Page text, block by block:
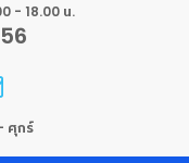
- 18.00 น.
ศุกร์